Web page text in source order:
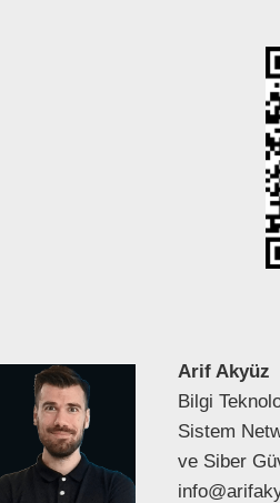
Arif Akyüz
Bilgi
Sistem
ve Siber